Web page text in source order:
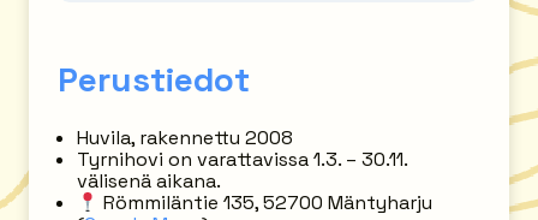
Perustiedot
Huvila, rakennettu 2008
Tyrnihovi on varattavissa 1.3. – 30.11.
välisenä aikana.
Römmiläntie 135, 52700 Mäntyharju